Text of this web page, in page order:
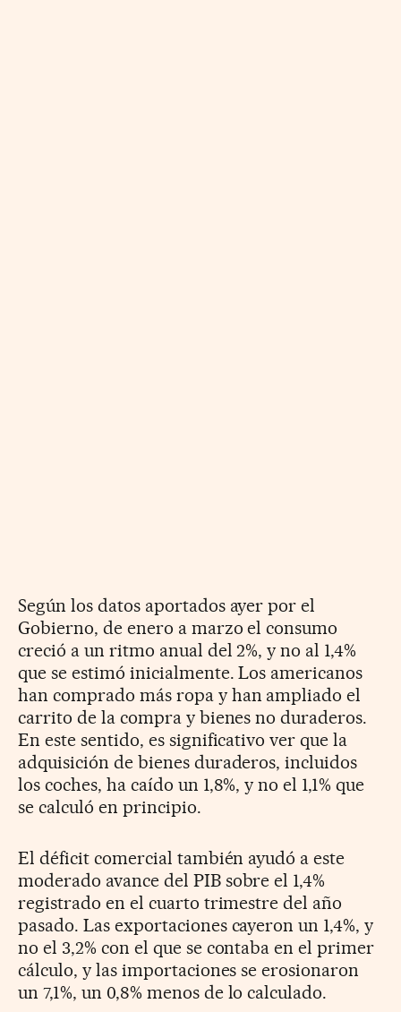
Según los datos aportados ayer por el
Gobierno, de enero a marzo el consumo
creció a un ritmo anual del 2%, y no al 1,4%
que se estimó inicialmente. Los americanos
han comprado más ropa y han ampliado el
carrito de la compra y bienes no duraderos.
En este sentido, es significativo ver que la
adquisición de bienes duraderos, incluidos
los coches, ha caído un 1,8%, y no el 1,1% que
se calculó en principio.
El déficit comercial también ayudó a este
moderado avance del PIB sobre el 1,4%
registrado en el cuarto trimestre del año
pasado. Las exportaciones cayeron un 1,4%, y
no el 3,2% con el que se contaba en el primer
cálculo, y las importaciones se erosionaron
un 7,1%, un 0,8% menos de lo calculado.